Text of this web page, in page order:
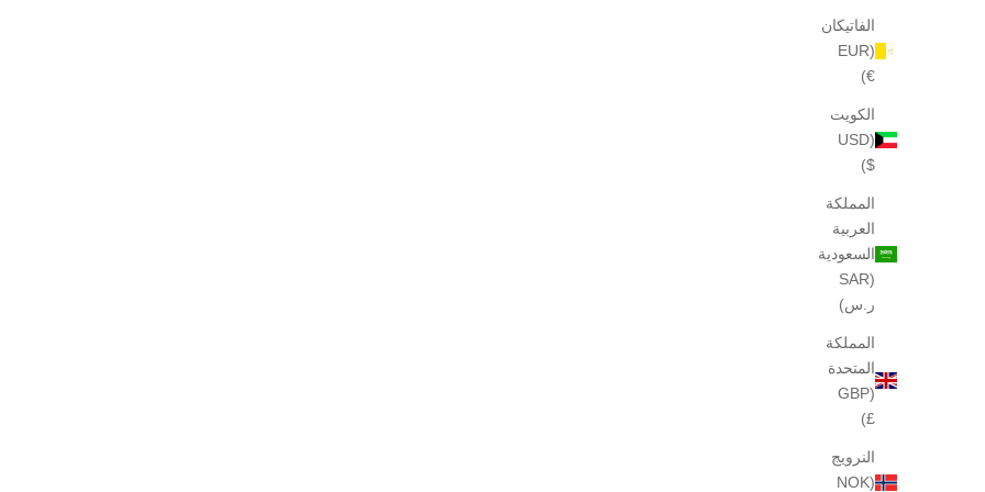
الفاتيكان
(EUR
€)
الكويت
(USD
$)
المملكة
العربية
السعودية
(SAR
ر.س)
المملكة
المتحدة
(GBP
£)
النرويج
(NOK